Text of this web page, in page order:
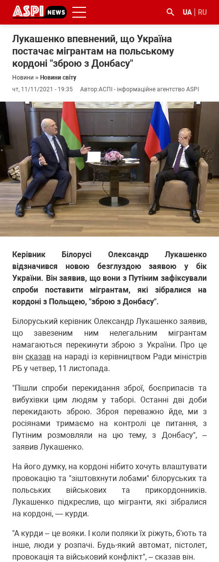
UA RU
Лукашенко впевнений, що Україна
постачає мігрантам на польському
кордоні "зброю з Донбасу"
Новини » Новини світу
чт, 11/11/2021 - 19:35
Автор:АСПІ - інформаційне агентство ASPI
Керівник Білорусі Олександр Лукашенко
відзначився новою безглуздою заявою у бік
України. Він заявив, що вони з Путіним зафіксували
спроби поставити мігрантам, які зібралися на
кордоні з Польщею, "зброю з Донбасу".
Білоруський керівник Олександр Лукашенко заявив,
що завезеним ним нелегальним мігрантам
намагаються перекинути зброю з України. Про це
він сказав на нараді із керівництвом Ради міністрів
РБ у четвер, 11 листопада.
"Пішли спроби перекидання зброї, боєприпасів та
вибухівки цим людям у таборі. Останні дві доби
перекидають зброю. Зброя переважно йде, ми з
росіянами тримаємо на контролі це питання, з
Путіним розмовляли на цю тему, з Донбасу", –
заявив Лукашенко.
На його думку, на кордоні нібито хочуть влаштувати
провокацію та "зіштовхнути лобами" білоруських та
польських військових та прикордонників.
Лукашенко підкреслив, що мігранти, які зібралися
на кордоні, — курди.
"А курди – це вояки. І коли поляки їх ріжуть, б'ють та
інше, люди у розпачі. Будь-який автомат, пістолет,
провокація та військовий конфлікт", – сказав він.
#ООС
#боротьба
з
корупцією
#ДФС #Київ #коронавірус